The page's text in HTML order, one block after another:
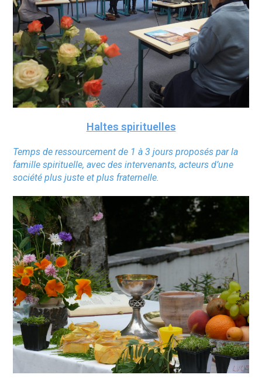
Haltes spirituelles
Temps de ressourcement de 1 à 3 jours proposés par la
famille spirituelle, avec des intervenants, acteurs d’une
société plus juste et plus fraternelle.